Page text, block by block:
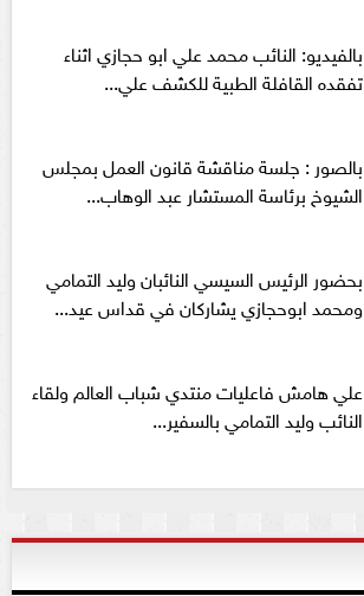
بالفيديو: النائب محمد علي ابو حجازي اثناء
تفقده القافلة الطبية للكشف علي...
بالصور : جلسة مناقشة قانون العمل بمجلس
الشيوخ برئاسة المستشار عبد الوهاب...
بحضور الرئيس السيسي النائبان وليد التمامي
ومحمد ابوحجازي يشاركان في قداس عيد...
علي هامش فاعليات منتدي شباب العالم ولقاء
النائب وليد التمامي بالسفير...